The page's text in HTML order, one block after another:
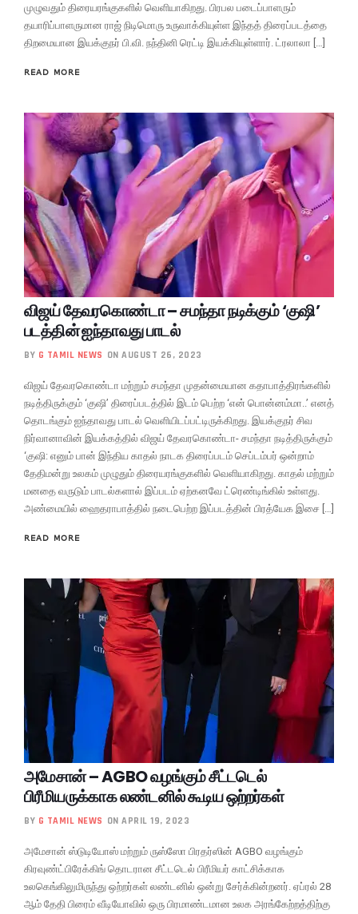
முழுவதும் திரையரங்குகளில் வெளியாகிறது. பிரபல படைப்பாளரும்
தயாரிப்பாளருமான ராஜ் நிடிமொரு உருவாக்கியுள்ள இந்தத் திரைப்படத்தை
திறமையான இயக்குநர் பி.வி. நந்தினி ரெட்டி இயக்கியுள்ளார். ட்ரலாலா […]
READ MORE
விஜய் தேவரகொண்டா – சமந்தா நடிக்கும் ‘குஷி’
படத்தின் ஐந்தாவது பாடல்
BY G TAMIL NEWS ON AUGUST 26, 2023
விஜய் தேவரகொண்டா மற்றும் சமந்தா முதன்மையான கதாபாத்திரங்களில்
நடித்திருக்கும் ‘குஷி’ திரைப்படத்தில் இடம் பெற்ற ‘என் பொன்னம்மா..’ எனத்
தொடங்கும் ஐந்தாவது பாடல் வெளியிடப்பட்டிருக்கிறது. இயக்குநர் சிவ
நிர்வானாவின் இயக்கத்தில் விஜய் தேவரகொண்டா- சமந்தா நடித்திருக்கும்
‘குஷி: எனும் பான் இந்திய காதல் நாடக திரைப்படம் செப்டம்பர் ஒன்றாம்
தேதிமன்று உலகம் முழுதும் திரையரங்குகளில் வெளியாகிறது. காதல் மற்றும்
மனதை வருடும் பாடல்களால் இப்படம் ஏற்கனவே ட்ரெண்டிங்கில் உள்ளது.
அண்மையில் ஹைதராபாத்தில் நடைபெற்ற இப்படத்தின் பிரத்யேக இசை […]
READ MORE
அமேசான் – AGBO வழங்கும் சீட்டடெல்
பிரீமியருக்காக லண்டனில் கூடிய ஒற்றர்கள்
BY G TAMIL NEWS ON APRIL 19, 2023
அமேசான் ஸ்டுடியோஸ் மற்றும் ருஸ்ஸோ பிரதர்ஸின் AGBO வழங்கும்
கிரவுண்ட்பிரேக்கிங் தொடரான சீட்டடெல் பிரீமியர் காட்சிக்காக
உலகெங்கிலுமிருந்து ஒற்றர்கள் லண்டனில் ஒன்று சேர்க்கின்றனர். ஏப்ரல் 28
ஆம் தேதி பிரைம் வீடியோவில் ஒரு பிரமாண்டமான உலக அரங்கேற்றத்திற்கு